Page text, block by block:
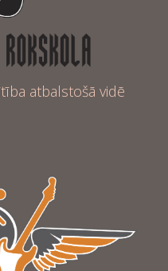
atbalstošā vidē